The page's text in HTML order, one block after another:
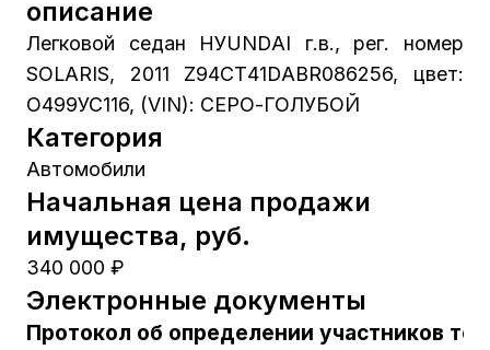
описание
Легковой седан НУUNDАI г.в., рег. номер
SОLАRIS, 2011 Z94СТ41DАВR086256, цвет:
О499УС116, (VIN): СЕРО-ГОЛУБОЙ
Категория
Автомобили
Начальная цена продажи
имущества, руб.
340 000 ₽
Электронные документы
Протокол об определении участников